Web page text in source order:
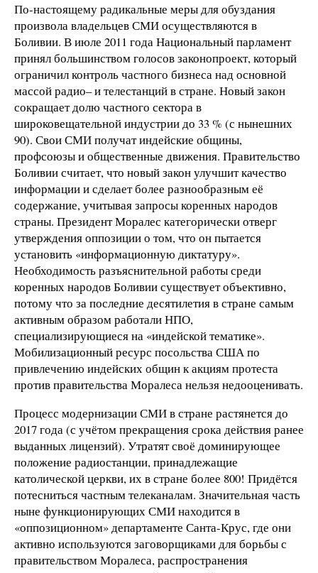
По-настоящему радикальные меры для обуздания
произвола владельцев СМИ осуществляются в
Боливии. В июле 2011 года Национальный парламент
принял большинством голосов законопроект, который
ограничил контроль частного бизнеса над основной
массой радио– и телестанций в стране. Новый закон
сокращает долю частного сектора в
широковещательной индустрии до 33 % (с нынешних
90). Свои СМИ получат индейские общины,
профсоюзы и общественные движения. Правительство
Боливии считает, что новый закон улучшит качество
информации и сделает более разнообразным её
содержание, учитывая запросы коренных народов
страны. Президент Моралес категорически отверг
утверждения оппозиции о том, что он пытается
установить «информационную диктатуру».
Необходимость разъяснительной работы среди
коренных народов Боливии существует объективно,
потому что за последние десятилетия в стране самым
активным образом работали НПО,
специализирующиеся на «индейской тематике».
Мобилизационный ресурс посольства США по
привлечению индейских общин к акциям протеста
против правительства Моралеса нельзя недооценивать.
Процесс модернизации СМИ в стране растянется до
2017 года (с учётом прекращения срока действия ранее
выданных лицензий). Утратят своё доминирующее
положение радиостанции, принадлежащие
католической церкви, их в стране более 800! Придётся
потесниться частным телеканалам. Значительная часть
ныне функционирующих СМИ находится в
«оппозиционном» департаменте Санта-Крус, где они
активно используются заговорщиками для борьбы с
правительством Моралеса, распространения